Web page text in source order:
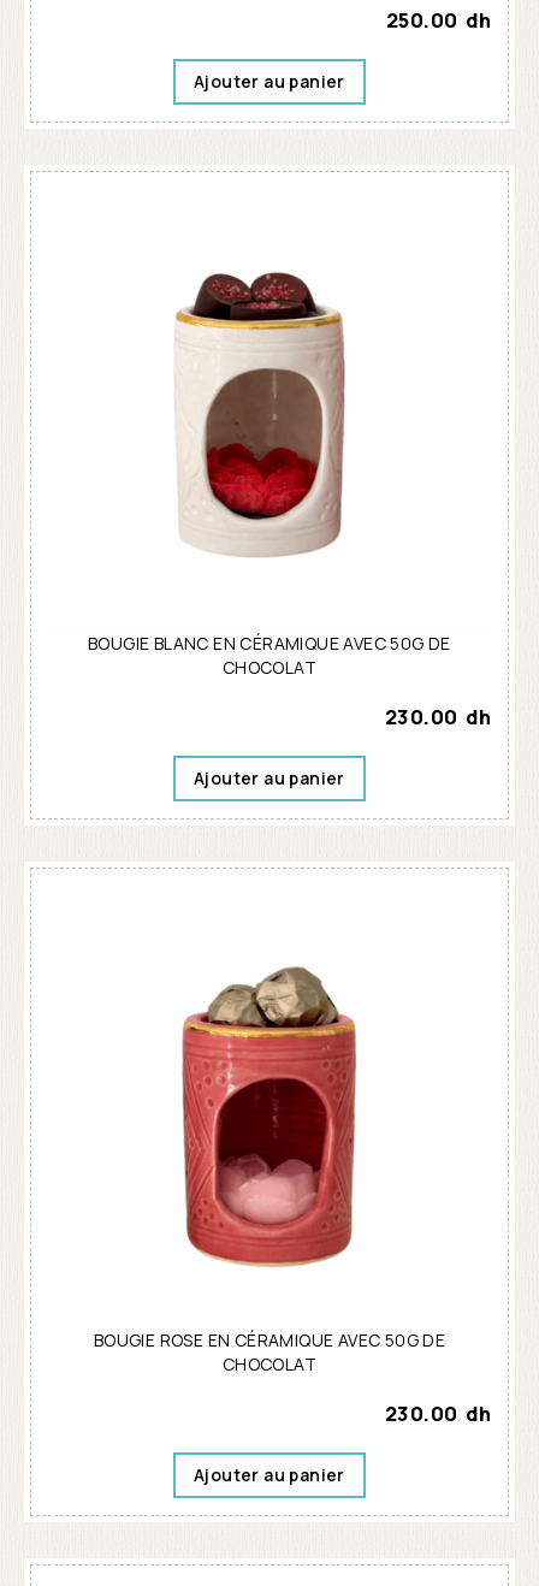
250.00 dh
Ajouter au panier
BOUGIE BLANC EN CÉRAMIQUE AVEC 50G DE
CHOCOLAT
230.00 dh
Ajouter au panier
BOUGIE ROSE EN CÉRAMIQUE AVEC 50G DE
CHOCOLAT
230.00 dh
Ajouter au panier